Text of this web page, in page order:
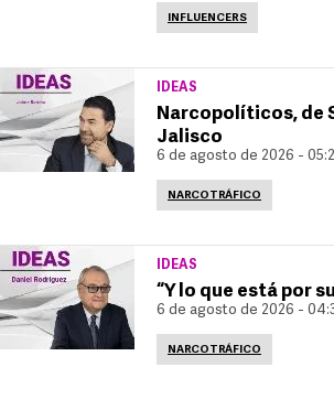
INFLUENCERS
IDEAS
Narcopolíticos, de
Jalisco
6 de agosto de 2026 -
NARCOTRÁFICO
IDEAS
“Y lo que está por
6 de agosto de 2026 -
NARCOTRÁFICO